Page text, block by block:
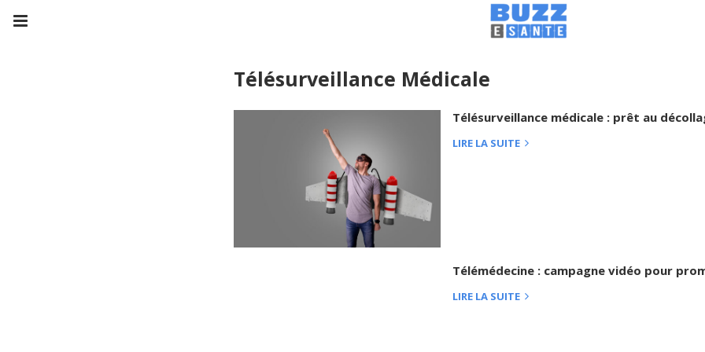
Télésurveillance Médicale
Télésurveillance médicale : prêt au
LIRE LA SUITE
Télémédecine : campagne vidéo pour
LIRE LA SUITE